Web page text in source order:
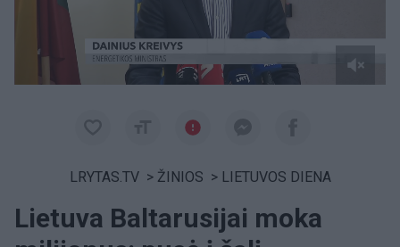
LRYTAS.TV > ŽINIOS > LIETUVOS DIENA
Lietuva Baltarusijai moka